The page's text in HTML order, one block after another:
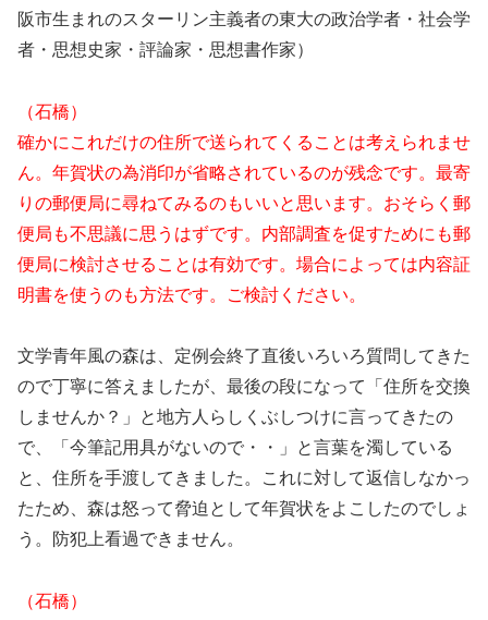
阪市生まれのスターリン主義者の東大の政治学者・社会学
者・思想史家・評論家・思想書作家）
（石橋）
確かにこれだけの住所で送られてくることは考えられませ
ん。年賀状の為消印が省略されているのが残念です。最寄
りの郵便局に尋ねてみるのもいいと思います。おそらく郵
便局も不思議に思うはずです。内部調査を促すためにも郵
便局に検討させることは有効です。場合によっては内容証
明書を使うのも方法です。ご検討ください。
文学青年風の森は、定例会終了直後いろいろ質問してきた
ので丁寧に答えましたが、最後の段になって「住所を交換
しませんか？」と地方人らしくぶしつけに言ってきたの
で、「今筆記用具がないので・・」と言葉を濁している
と、住所を手渡してきました。これに対して返信しなかっ
たため、森は怒って脅迫として年賀状をよこしたのでしょ
う。防犯上看過できません。
（石橋）